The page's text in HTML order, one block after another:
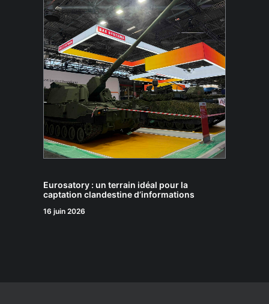
Eurosatory : un terrain idéal pour la
captation clandestine d’informations
16 juin 2026